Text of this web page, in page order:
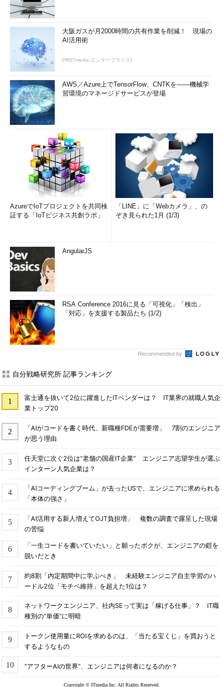
大阪ガスが月2000時間の共有作業を削減！ 現場の
AI活用術
PR(ITmedia エンタープライズ)
AWS／Azure上でTensorFlow、CNTKを――機械学
習環境のマネージドサービスが登場
AzureでIoTプロジェクトを共同検
証する「IoTビジネス共創ラボ」
「LINE」に「Webカメラ」、の
ぞき見られた1月 (1/3)
AngularJS
RSA Conference 2016に見る「可視化」「検出」
「対応」を支援する製品たち (1/2)
Recommended by
自分戦略研究所 記事ランキング
富士通を抜いて2位に躍進したITベンダーは？ IT業界の就職人気企
業トップ20
「AIがコードを書く時代、新職種FDEが需要増」 7割のエンジニア
が思う理由
任天堂に次ぐ2位は“老舗の国産IT企業” エンジニア志望学生が選ぶ
インターン人気企業は？
「AIコーディングブーム」が去ったUSで、エンジニアに求められる
「本体の強さ」
「AI活用する新人増えてOJT負担増」 複数の調査で露呈した現場
の苦悩
「一生コードを書いていたい」と願ったボクが、エンジニアの鎧を
脱いだとき
約8割「内定期間中に学ぶべき」 未経験エンジニア自主学習のハ
ードル2位「モチベ維持」を超えた1位は？
ネットワークエンジニア、社内SEって実は「稼げる仕事」？ IT職
種別の“単価”に明暗
トークン使用量にROIを求めるのは、「当たる宝くじ」を買おうと
するようなもの
“アフターAIの世界”、エンジニアは何者になるのか？
Copyright © ITmedia Inc. All Rights Reserved.